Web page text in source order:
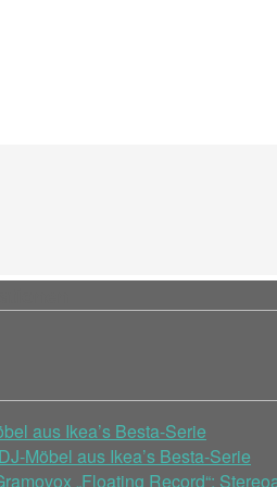
aus Ikea’s Besta-Serie
Möbel aus Ikea’s Besta-Serie
„Floating Record“: